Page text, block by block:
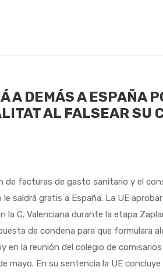
A DEMÁS A ESPAÑA
AL FALSEAR SU
de facturas de gasto sanitario y el
saldrá gratis a España. La UE
la C. Valenciana durante la etapa
de condena para que formulara
en la reunión del colegio de
mayo. En su sentencia la UE